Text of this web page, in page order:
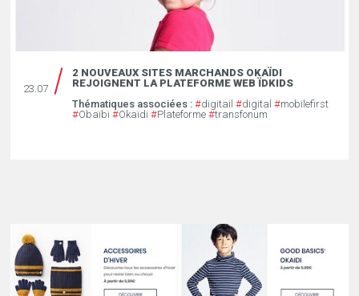
23.07
2 NOUVEAUX SITES MARCHANDS OKAÏDI
REJOIGNENT LA PLATEFORME WEB ÏDKIDS
Thématiques associées : #digitail #digital #mobilefirst
#Obaïbi #Okaïdi #Plateforme #transfonum